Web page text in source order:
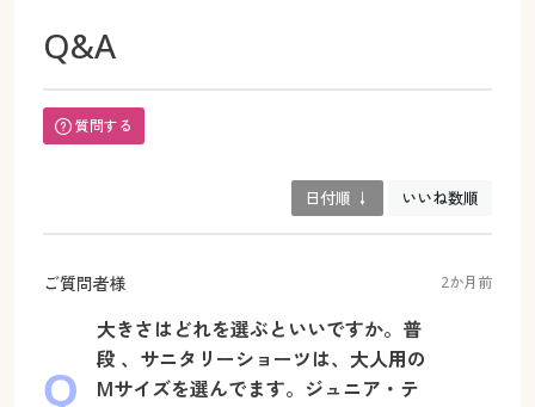
Q&A
質問する
日付順 ↓ いいね数順
ご質問者様 2か月前
大きさはどれを選ぶといいですか。普
段 、サニタリーショーツは、大人用の
Mサイズを選んでます。ジュニア・テ